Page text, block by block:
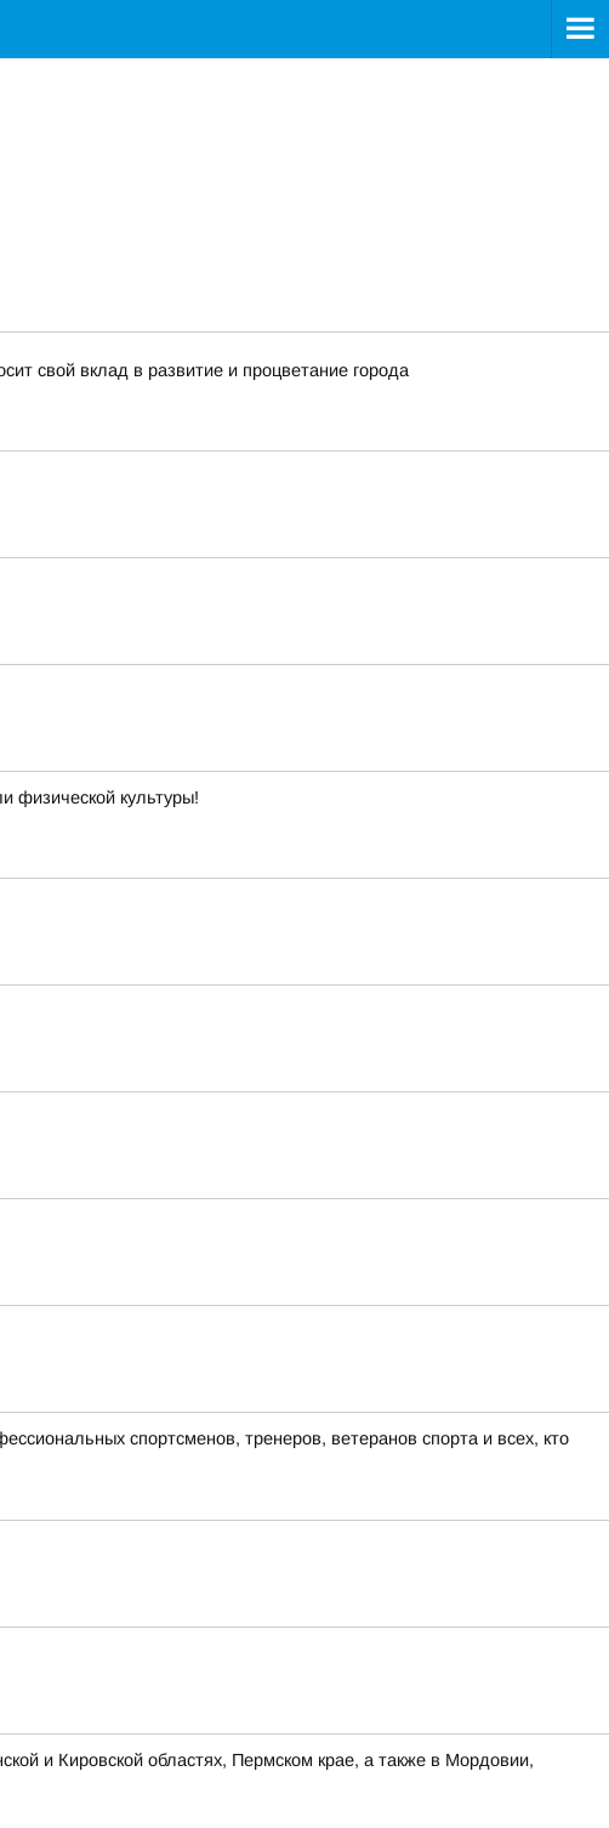
свой вклад в развитие и процветание города
физической культуры!
спортсменов, тренеров, ветеранов спорта и всех, кто
и Кировской областях, Пермском крае, а также в Мордовии,